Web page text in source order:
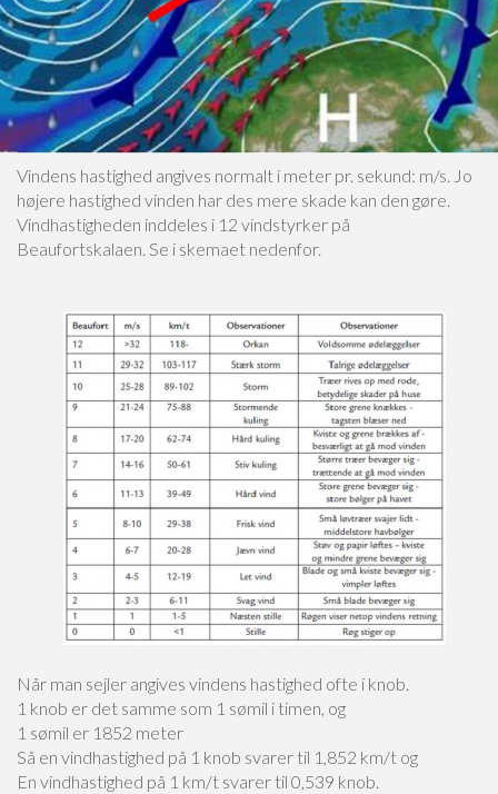
Vindens hastighed angives normalt i meter pr. sekund: m/s. Jo
højere hastighed vinden har des mere skade kan den gøre.
Vindhastigheden inddeles i 12 vindstyrker på
Beaufortskalaen. Se i skemaet nedenfor.
Når man sejler angives vindens hastighed ofte i knob.
1 knob er det samme som 1 sømil i timen, og
1 sømil er 1852 meter
Så en vindhastighed på 1 knob svarer til 1,852 km/t og
En vindhastighed på 1 km/t svarer til 0,539 knob.